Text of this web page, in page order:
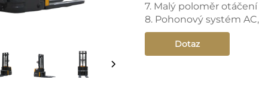
7. Malý poloměr otáčení
8. Pohonový systém
Dotaz